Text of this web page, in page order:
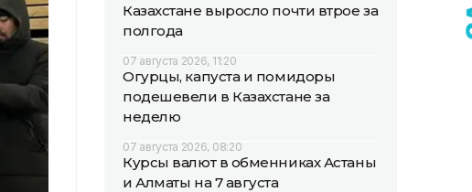
Казахстане выросло почти втрое за
полгода
07 августа 2026, 11:20
Огурцы, капуста и помидоры
подешевели в Казахстане за
неделю
07 августа 2026, 08:20
Курсы валют в обменниках Астаны
и Алматы на 7 августа